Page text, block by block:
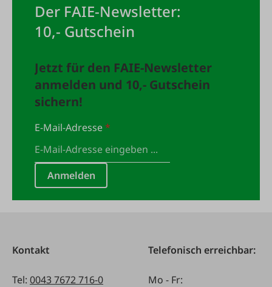
Der FAIE-Newsletter:
10,- Gutschein
Jetzt für den FAIE-Newsletter
anmelden und 10,- Gutschein
sichern!
E-Mail-Adresse*
Anmelden
Kontakt
Tel: 0043 7672 716-0
Telefonisch erreichbar:
Mo - Fr: